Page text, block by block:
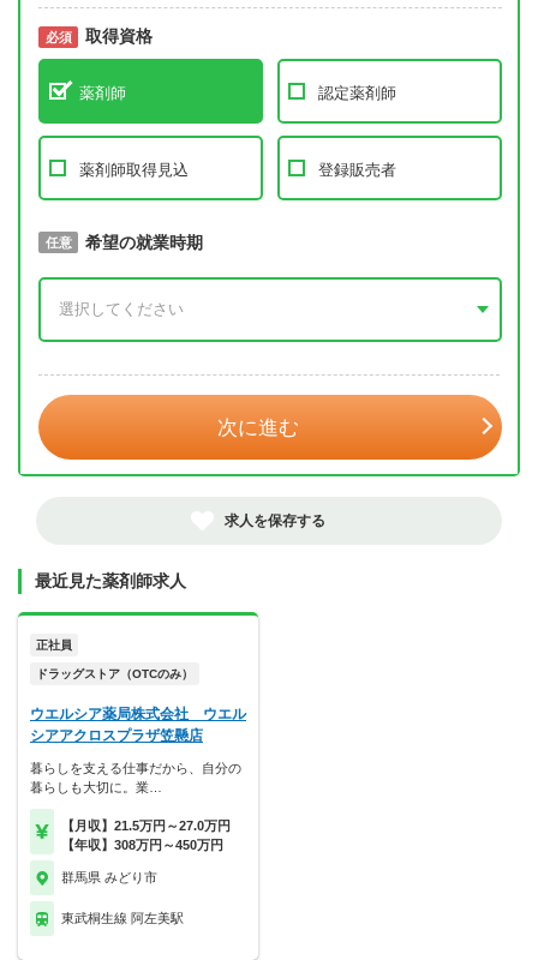
必須 取得資格
薬剤師 認定薬剤師
薬剤師取得見込 登録販売者
必須 取得予定年
任意 希望の就業時期
次に進む
求人を保存する
最近見た薬剤師求人
正社員
ドラッグストア（OTCのみ）
ウエルシア薬局株式会社 ウエル
シアアクロスプラザ笠懸店
暮らしを支える仕事だから、自分の
暮らしも大切に。業…
【月収】21.5万円～27.0万円
【年収】308万円～450万円
群馬県 みどり市
東武桐生線 阿左美駅